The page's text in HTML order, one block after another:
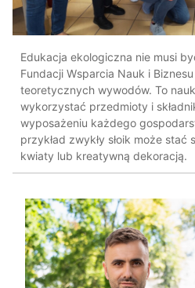
Edukacja ekologiczna nie musi
Fundacji Wsparcia Nauk i
teoretycznych wywodów. To
wykorzystać przedmioty i
wyposażeniu każdego
przykład zwykły słoik może
kwiaty lub kreatywną dekoracją.